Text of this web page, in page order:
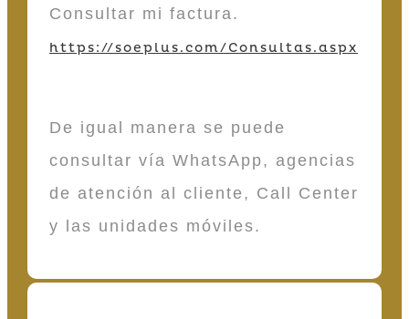
Consultar mi factura.
https://soeplus.com/Consultas.aspx
De igual manera se puede
consultar vía WhatsApp, agencias
de atención al cliente, Call Center
y las unidades móviles.